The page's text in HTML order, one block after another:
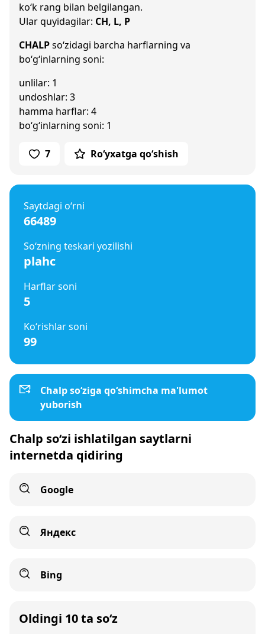
ko‘k rang bilan belgilangan.
Ular quyidagilar: CH, L, P
CHALPso‘zidagi barcha harflarning va
bo‘g‘inlarning soni:
unlilar: 1
undoshlar: 3
hamma harflar: 4
bo‘g‘inlarning soni: 1
7 Ro‘yxatga qo‘shish
Saytdagi o‘rni
66489
So‘zning teskari yozilishi
plahc
Harflar soni
5
Ko‘rishlar soni
99
Chalp so‘ziga qo‘shimcha ma'lumot
yuborish
Chalp so‘zi ishlatilgan saytlarni
internetda qidiring
Google
Яндекс
Bing
Oldingi 10 ta so‘z